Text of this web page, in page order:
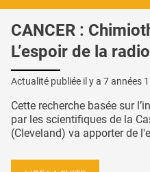
CANCER :
L’espoir de la
Actualité publiée il y a 7 années
Cette recherche basée sur
par les scientifiques de la
(Cleveland) va apporter de